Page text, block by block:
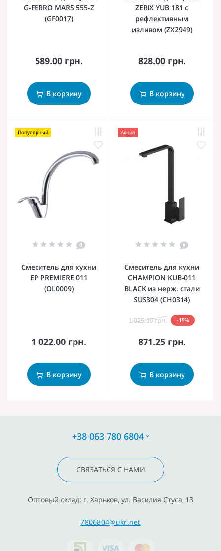
G-FERRO MARS 555-Z
(GF0017)
589.00 грн.
В корзину
ZERIX YUB 181 с
рефлективным
изливом (ZX2949)
828.00 грн.
В корзину
Популярный
0
Смеситель для кухни
EP PREMIERE 011
(OL0009)
1 022.00 грн.
В корзину
Акция
0
Смеситель для кухни
CHAMPION KUB-011
BLACK из нерж. стали
SUS304 (CH0314)
1 025.00 грн. -15%
871.25 грн.
В корзину
+38 063 780 6804
СВЯЗАТЬСЯ С НАМИ
Оптовый склад: г. Харьков, ул. Василия Стуса, 13
7806804@ukr.net